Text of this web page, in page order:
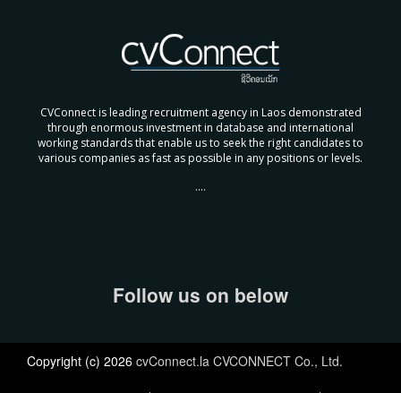
CVConnect is leading recruitment agency in Laos demonstrated
through enormous investment in database and international
working standards that enable us to seek the right candidates to
various companies as fast as possible in any positions or levels.
....
Follow us on below
Copyright (c) 2026 cvConnect.la CVCONNECT Co., Ltd.